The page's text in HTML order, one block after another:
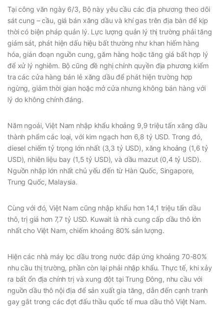
Tại công văn ngày 6/3, Bộ này yêu cầu các địa phương theo dõi
sát cung – cầu, giá bán xăng dầu và khí gas trên địa bàn để kịp
thời có biện pháp quản lý. Lực lượng quản lý thị trường phải tăng
giám sát, phát hiện dấu hiệu bất thường như khan hiếm hàng
hóa, gián đoạn nguồn cung, găm hàng hoặc tăng giá bất hợp lý
để xử lý nghiêm. Bộ cũng đề nghị chính quyền địa phương kiểm
tra các cửa hàng bán lẻ xăng dầu để phát hiện trường hợp
ngừng, giảm thời gian hoặc mở cửa nhưng không bán hàng với
lý do không chính đáng.
Năm ngoái, Việt Nam nhập khẩu khoảng 9,9 triệu tấn xăng dầu
thành phẩm các loại, với kim ngạch hơn 6,8 tỷ USD. Trong đó,
diesel chiếm tỷ trọng lớn nhất (3,3 tỷ USD), xăng khoảng (1,6 tỷ
USD), nhiên liệu bay (1,5 tỷ USD), và dầu mazut (0,4 tỷ USD).
Nguồn nhập lớn nhất chủ yếu đến từ Hàn Quốc, Singapore,
Trung Quốc, Malaysia.
Cùng với đó, Việt Nam cũng nhập khẩu hơn 14,1 triệu tấn dầu
thô, trị giá hơn 7,7 tỷ USD. Kuwait là nhà cung cấp dầu thô lớn
nhất cho Việt Nam, chiếm khoảng 80% sản lượng.
Hiện các nhà máy lọc dầu trong nước đáp ứng khoảng 70-80%
nhu cầu thị trường, phần còn lại phải nhập khẩu. Thực tế, khi xảy
ra bất ổn địa chính trị và xung đột tại Trung Đông, nhu cầu với
nguồn dầu thô nội địa để sản xuất gia tăng, dẫn đến cạnh tranh
gay gắt trong các đợt đấu thầu quốc tế mua dầu thô Việt Nam.